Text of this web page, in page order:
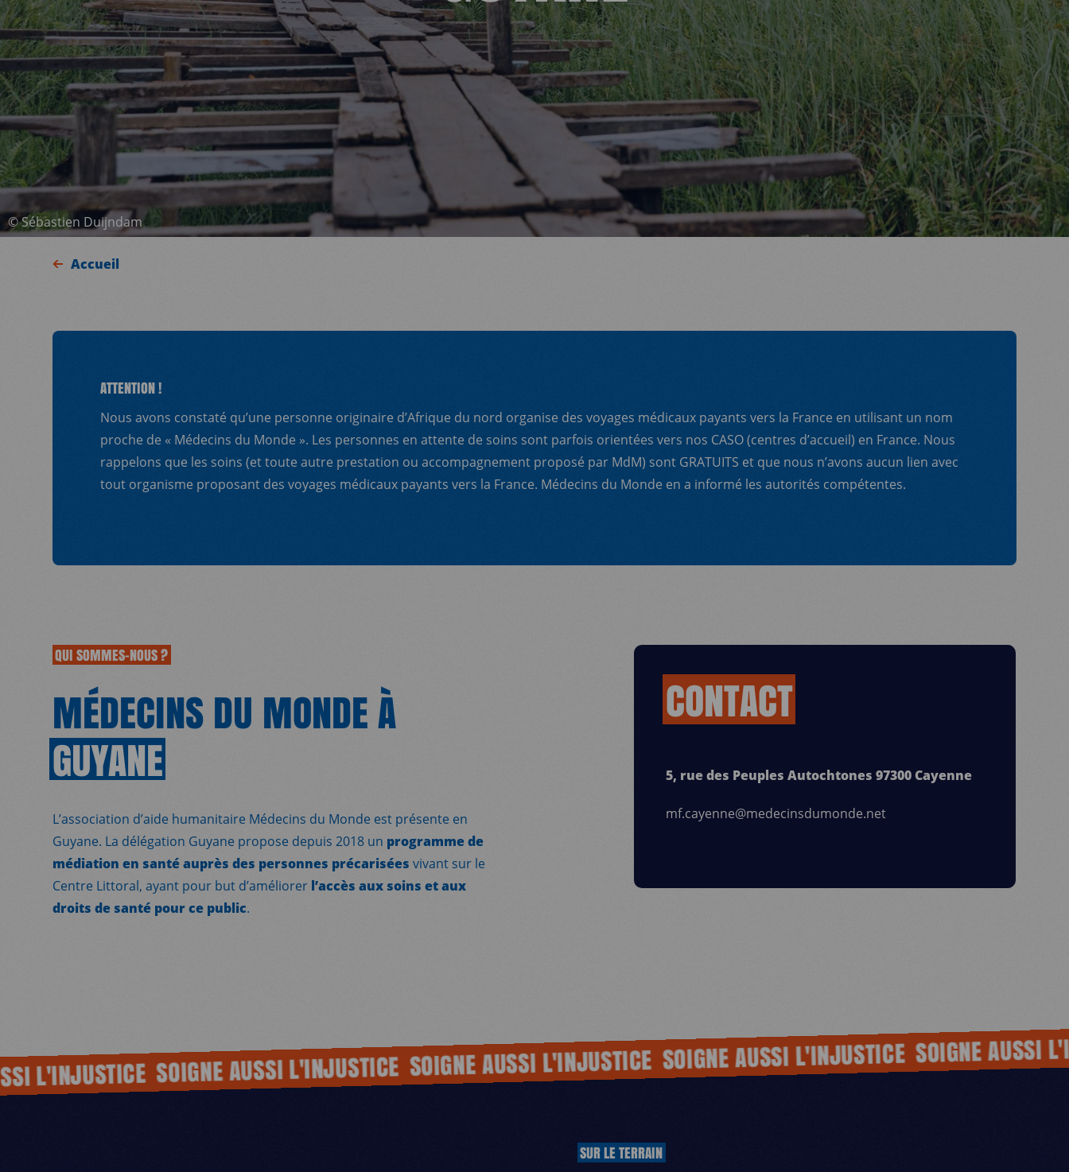
©Sébastien Duijndam
Accueil
ATTENTION !
Nous avons constaté qu’une personne originaire d’Afrique du nord organise des voyages médicaux payants vers la France en utilisant un nom
proche de « Médecins du Monde ». Les personnes en attente de soins sont parfois orientées vers nos CASO (centres d’accueil) en France. Nous
rappelons que les soins (et toute autre prestation ou accompagnement proposé par MdM) sont GRATUITS et que nous n’avons aucun lien avec
tout organisme proposant des voyages médicaux payants vers la France. Médecins du Monde en a informé les autorités compétentes.
QUI SOMMES-NOUS ?
MÉDECINS DU MONDE À
GUYANE
L’association d’aide humanitaire Médecins du Monde est présente en
Guyane. La délégation Guyane propose depuis 2018 un programme de
médiation en santé auprès des personnes précarisées vivant sur le
Centre Littoral, ayant pour but d’améliorer l’accès aux soins et aux
droits de santé pour ce public.
CONTACT
5, rue des Peuples Autochtones 97300 Cayenne
mf.cayenne@medecinsdumonde.net
SOIGNE AUSSI L'INJUSTICE SOIGNE AUSSI L'INJUSTICE SOIGNE AUSSI L'INJUSTICE SOIGNE AUSSI
SUR LE TERRAIN